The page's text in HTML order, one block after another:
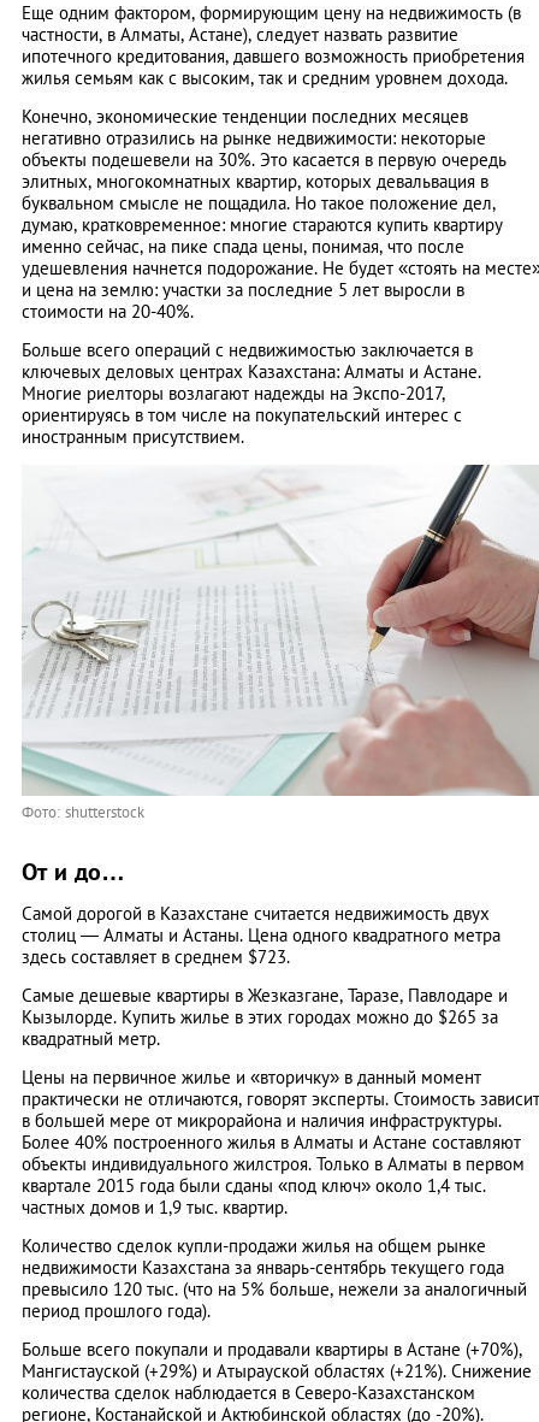
Еще одним фактором, формирующим цену на недвижимость (в
частности, в Алматы, Астане), следует назвать развитие
ипотечного кредитования, давшего возможность приобретения
жилья семьям как с высоким, так и средним уровнем дохода.
Конечно, экономические тенденции последних месяцев
негативно отразились на рынке недвижимости: некоторые
объекты подешевели на 30%. Это касается в первую очередь
элитных, многокомнатных квартир, которых девальвация в
буквальном смысле не пощадила. Но такое положение дел,
думаю, кратковременное: многие стараются купить квартиру
именно сейчас, на пике спада цены, понимая, что после
удешевления начнется подорожание. Не будет «стоять на
и цена на землю: участки за последние 5 лет выросли в
стоимости на 20-40%.
Больше всего операций с недвижимостью заключается в
ключевых деловых центрах Казахстана: Алматы и Астане.
Многие риелторы возлагают надежды на Экспо-2017,
ориентируясь в том числе на покупательский интерес с
иностранным присутствием.
Фото: shutterstock
От и до…
Самой дорогой в Казахстане считается недвижимость двух
столиц — Алматы и Астаны. Цена одного квадратного метра
здесь составляет в среднем $723.
Самые дешевые квартиры в Жезказгане, Таразе, Павлодаре и
Кызылорде. Купить жилье в этих городах можно до $265 за
квадратный метр.
Цены на первичное жилье и «вторичку» в данный момент
практически не отличаются, говорят эксперты. Стоимость зависит
в большей мере от микрорайона и наличия инфраструктуры.
Более 40% построенного жилья в Алматы и Астане составляют
объекты индивидуального жилстроя. Только в Алматы в первом
квартале 2015 года были сданы «под ключ» около 1,4 тыс.
частных домов и 1,9 тыс. квартир.
Количество сделок купли-продажи жилья на общем рынке
недвижимости Казахстана за январь-сентябрь текущего года
превысило 120 тыс. (что на 5% больше, нежели за аналогичный
период прошлого года).
Больше всего покупали и продавали квартиры в Астане (+70%),
Мангистауской (+29%) и Атырауской областях (+21%). Снижение
количества сделок наблюдается в Северо-Казахстанском
регионе, Костанайской и Актюбинской областях (до -20%).